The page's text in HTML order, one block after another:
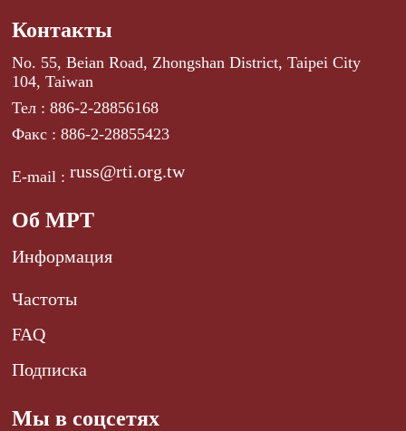
Контакты
No. 55, Beian Road, Zhongshan District, Taipei City
104, Taiwan
Тел : 886-2-28856168
Факс : 886-2-28855423
E-mail :russ@rti.org.tw
Об МРТ
Информация
Частоты
FAQ
Подписка
Мы в соцсетях